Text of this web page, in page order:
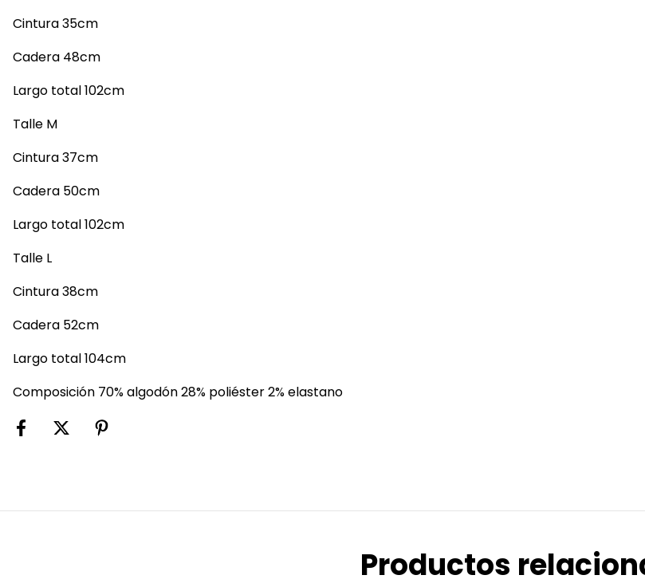
Cintura 35cm
Cadera 48cm
Largo total 102cm
Talle M
Cintura 37cm
Cadera 50cm
Largo total 102cm
Talle L
Cintura 38cm
Cadera 52cm
Largo total 104cm
Composición 70% algodón 28% poliéster 2% elastano
Productos